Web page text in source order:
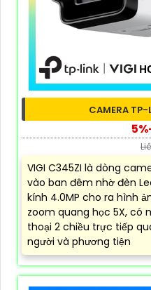
CAMERA
VIGI C345ZI là dòng
vào ban đêm nhờ đèn
kính 4.0MP cho ra hình
zoom quang học 5X, có
thoại 2 chiều trực tiếp
người và phương tiện